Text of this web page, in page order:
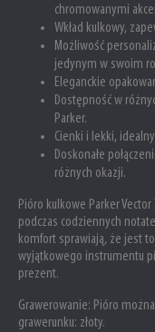
chromowanymi
Wkład kulkowy,
Możliwość
jedynym w swoim
Eleganckie
Dostępność w
Parker.
Cienki i lekki,
Doskonałe
różnych okazji.
Pióro kulkowe Parker
podczas codziennych
komfort sprawiają, że jest
wyjątkowego instrumentu
prezent.
Grawerowanie: Pióro
grawerunku: złoty.